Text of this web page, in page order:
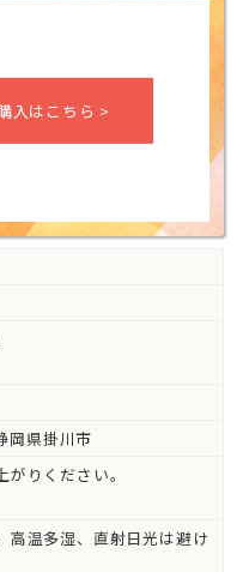
岡県掛川市
りください。
高温多湿、直射日光は避け